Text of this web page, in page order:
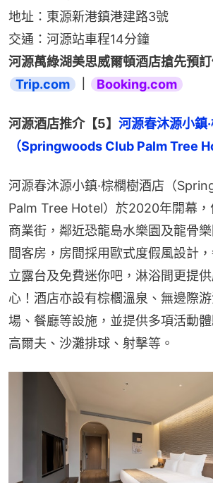
地址：東源新港鎮港建路3號
交通：河源站車程14分鐘
Trip.com
Booking.com
河源酒店推介【5】 河源春沐源小鎮
（Springwoods Club Palm Tree
河源春沐源小鎮·棕櫚樹酒店（
Palm Tree Hotel）於2020年開幕
商業街，鄰近恐龍島水樂園及龍骨
間客房，房間採用歐式度假風設計
立露台及免費迷你吧，淋浴間更提
心！酒店亦設有棕櫚溫泉、無邊際
場、餐廳等設施，並提供多項活動
高爾夫、沙灘排球、射擊等。